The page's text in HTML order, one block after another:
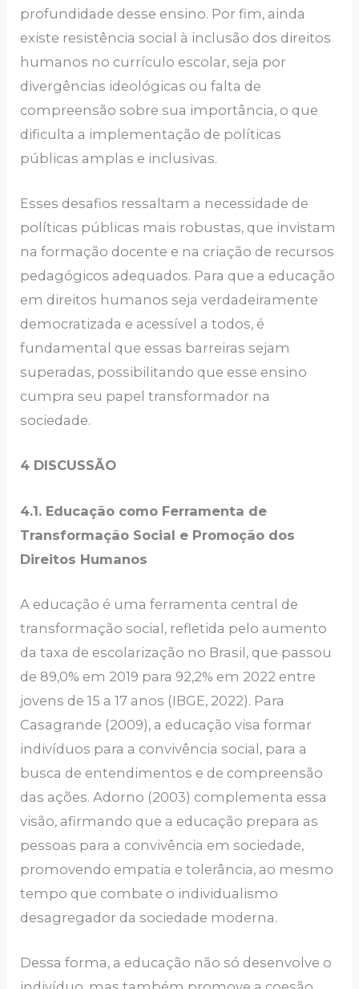
profundidade desse ensino. Por fim, ainda
existe resistência social à inclusão dos direitos
humanos no currículo escolar, seja por
divergências ideológicas ou falta de
compreensão sobre sua importância, o que
dificulta a implementação de políticas
públicas amplas e inclusivas.
Esses desafios ressaltam a necessidade de
políticas públicas mais robustas, que invistam
na formação docente e na criação de recursos
pedagógicos adequados. Para que a educação
em direitos humanos seja verdadeiramente
democratizada e acessível a todos, é
fundamental que essas barreiras sejam
superadas, possibilitando que esse ensino
cumpra seu papel transformador na
sociedade.
4 DISCUSSÃO
4.1. Educação como Ferramenta de
Transformação Social e Promoção dos
Direitos Humanos
A educação é uma ferramenta central de
transformação social, refletida pelo aumento
da taxa de escolarização no Brasil, que passou
de 89,0% em 2019 para 92,2% em 2022 entre
jovens de 15 a 17 anos (IBGE, 2022). Para
Casagrande (2009), a educação visa formar
indivíduos para a convivência social, para a
busca de entendimentos e de compreensão
das ações. Adorno (2003) complementa essa
visão, afirmando que a educação prepara as
pessoas para a convivência em sociedade,
promovendo empatia e tolerância, ao mesmo
tempo que combate o individualismo
desagregador da sociedade moderna.
Dessa forma, a educação não só desenvolve o